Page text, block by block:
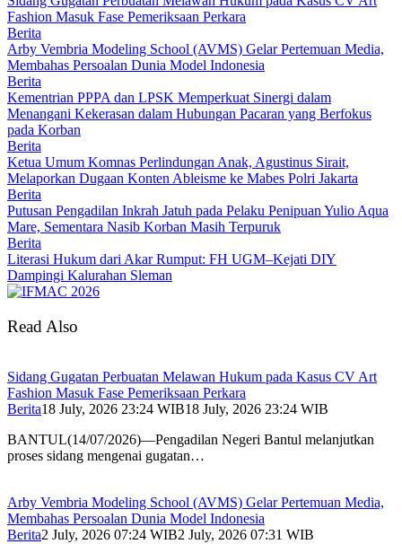
Fashion Masuk Fase Pemeriksaan Perkara
Berita
Arby Vembria Modeling School (AVMS) Gelar Pertemuan Media,
Membahas Persoalan Dunia Model Indonesia
Berita
Kementrian PPPA dan LPSK Memperkuat Sinergi dalam
Menangani Kekerasan dalam Hubungan Pacaran yang Berfokus
pada Korban
Berita
Ketua Umum Komnas Perlindungan Anak, Agustinus Sirait,
Melaporkan Dugaan Konten Ableisme ke Mabes Polri Jakarta
Berita
Putusan Pengadilan Inkrah Jatuh pada Pelaku Penipuan Yulio Aqua
Mare, Sementara Nasib Korban Masih Terpuruk
Berita
Literasi Hukum dari Akar Rumput: FH UGM–Kejati DIY
Dampingi Kalurahan Sleman
Read Also
Sidang Gugatan Perbuatan Melawan Hukum pada Kasus CV Art
Fashion Masuk Fase Pemeriksaan Perkara
Berita18 July, 2026 23:24 WIB18 July, 2026 23:24 WIB
BANTUL(14/07/2026)—Pengadilan Negeri Bantul melanjutkan
proses sidang mengenai gugatan…
Arby Vembria Modeling School (AVMS) Gelar Pertemuan Media,
Membahas Persoalan Dunia Model Indonesia
Berita2 July, 2026 07:24 WIB2 July, 2026 07:31 WIB